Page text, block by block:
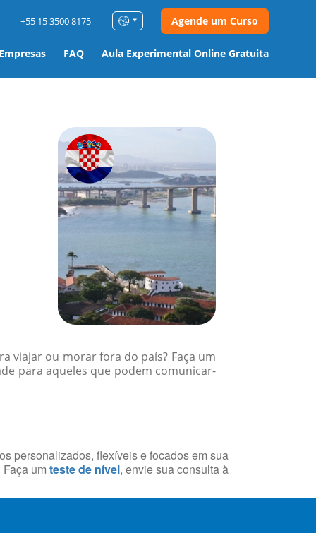
FAQ Aula Experimental Online Gratuita
+55 15 3500 8175 Agende um Curso
viajar ou morar fora do país? Faça um
para aqueles que podem comunicar-
personalizados, flexíveis e focados em sua
um teste de nível, envie sua consulta à